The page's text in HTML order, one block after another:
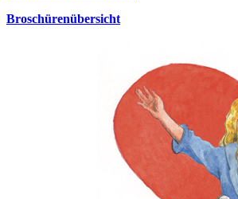
Broschürenübersicht